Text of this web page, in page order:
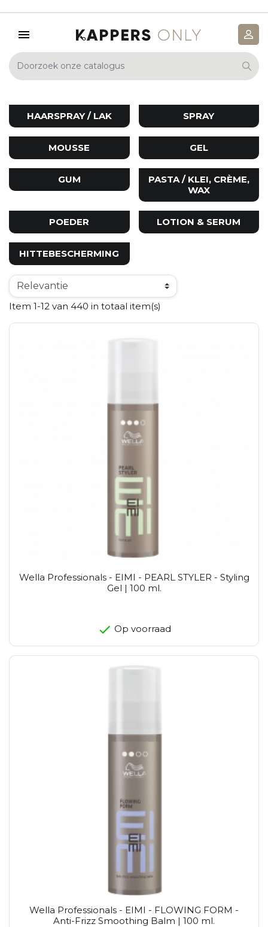
HAARSPRAY / LAK SPRAY
MOUSSE GEL
GUM
PASTA / KLEI, CRÈME,
WAX
POEDER LOTION & SERUM
HITTEBESCHERMING
Item 1-12 van 440 in totaal item(s)
Wella Professionals - EIMI - PEARL STYLER - Styling
Gel | 100 ml.
Op voorraad
Wella Professionals - EIMI - FLOWING FORM -
Anti-Frizz Smoothing Balm | 100 ml.